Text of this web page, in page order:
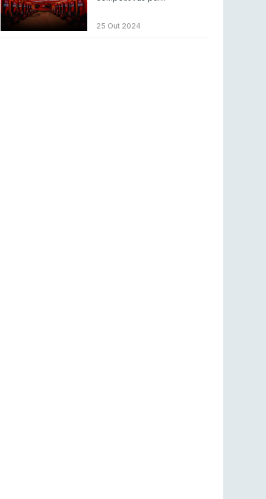
Betclic renova parceria com a RTP Arena para
a época 2026/27
25 Out 2024